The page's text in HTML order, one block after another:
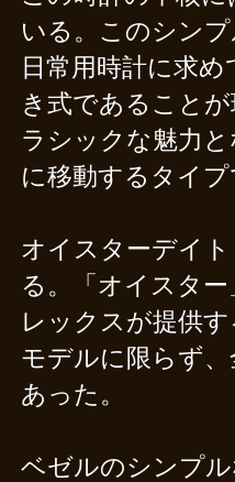
いる。このシン
日常用時計に求
き式であること
ラシックな魅力
に移動するタイ
オイスターデイ
る。「オイスタ
レックスが提供
モデルに限らず
あった。
ベゼルのシンプ